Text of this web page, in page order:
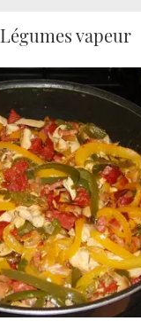
Légumes vapeur